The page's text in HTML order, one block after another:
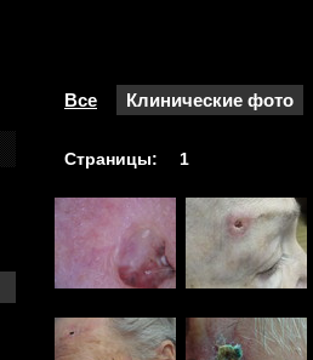
Все Клинические фото
Страницы: 1